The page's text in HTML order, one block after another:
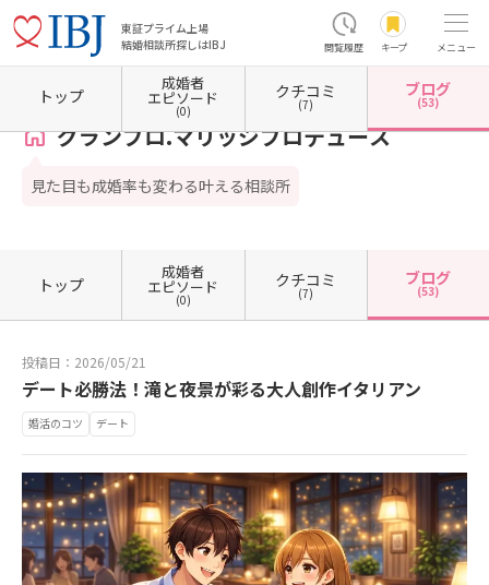
東証プライム上場
結婚相談所探しはIBJ
閲覧履歴 キープ メニュー
ホーム 熊本県の結婚相談所 熊本県熊本市 熊本県熊本市中央区 グランプロ.マリッジ
グランプロ.マリッジプロデュース
見た目も成婚率も変わる叶える相談所
トップ
成婚者
エピソード
(0)
クチコミ
(7)
ブログ
(53)
トップ
成婚者
エピソード
(0)
クチコミ
(7)
ブログ
(53)
投稿日：2026/05/21
デート必勝法！滝と夜景が彩る大人創作イタリアン
婚活のコツ デート